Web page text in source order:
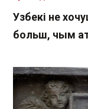
Узбекі не
больш, чым